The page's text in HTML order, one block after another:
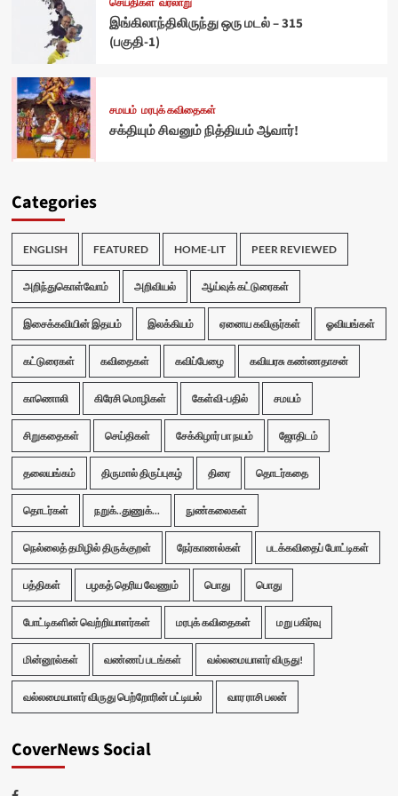
செய்திகள் வரலாறு
இங்கிலாந்திலிருந்து ஒரு மடல் – 315
(பகுதி-1)
சமயம் மரபுக் கவிதைகள்
சக்தியும் சிவனும் நித்தியம் ஆவார்!
Categories
ENGLISH FEATURED HOME-LIT PEER REVIEWED
அறிந்துகொள்வோம் அறிவியல் ஆய்வுக் கட்டுரைகள்
இசைக்கவியின் இதயம் இலக்கியம் ஏனைய கவிஞர்கள் ஓவியங்கள்
கட்டுரைகள் கவிதைகள் கவிப்பேழை கவியரசு கண்ணதாசன்
காணொலி கிரேசி மொழிகள் கேள்வி-பதில் சமயம்
சிறுகதைகள் செய்திகள் சேக்கிழார் பா நயம் ஜோதிடம்
தலையங்கம் திருமால் திருப்புகழ் திரை தொடர்கதை
தொடர்கள் நறுக்..துணுக்... நுண்கலைகள்
நெல்லைத் தமிழில் திருக்குறள் நேர்காணல்கள் படக்கவிதைப் போட்டிகள்
பத்திகள் பழகத் தெரிய வேணும் பொது பொது
போட்டிகளின் வெற்றியாளர்கள் மரபுக் கவிதைகள் மறு பகிர்வு
மின்னூல்கள் வண்ணப் படங்கள் வல்லமையாளர் விருது!
வல்லமையாளர் விருது பெற்றோரின் பட்டியல் வார ராசி பலன்
CoverNews Social